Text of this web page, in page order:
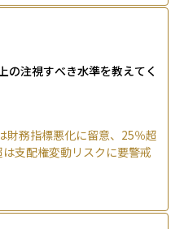
の注視すべき水準を教えてく
財務指標悪化に留意、25％超
支配権変動リスクに要警戒